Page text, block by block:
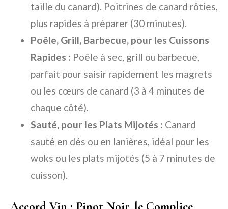
taille du canard). Poitrines de canard rôties,
plus rapides à préparer (30 minutes).
Poêle, Grill, Barbecue, pour les Cuissons
Rapides : Poêle à sec, grill ou barbecue,
parfait pour saisir rapidement les magrets
ou les cœurs de canard (3 à 4 minutes de
chaque côté).
Sauté, pour les Plats Mijotés : Canard
sauté en dés ou en lanières, idéal pour les
woks ou les plats mijotés (5 à 7 minutes de
cuisson).